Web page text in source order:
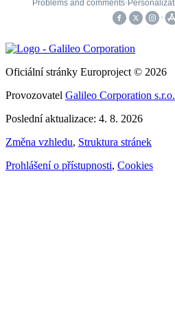
Oficiální stránky Europroject © 2026
Provozovatel Galileo Corporation s.r.o.
Poslední aktualizace: 4. 8. 2026
Změna vzhledu, Struktura stránek
Prohlášení o přístupnosti, Cookies